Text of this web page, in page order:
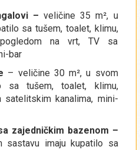
– veličine 35 m², u
sa tušem, toalet, klimu,
na vrt, TV sa
bar
– veličine 30 m², u svom
sa tušem, toalet, klimu,
satelitskim kanalima, mini-
zajedničkim bazenom –
sastavu imaju kupatilo sa